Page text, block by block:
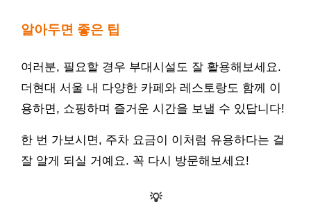
알아두면 좋은 팁
여러분, 필요할 경우 부대시설도 잘 활용해보세요.
더현대 서울 내 다양한 카페와 레스토랑도 함께 이
용하면, 쇼핑하며 즐거운 시간을 보낼 수 있답니다!
한 번 가보시면, 주차 요금이 이처럼 유용하다는 걸
잘 알게 되실 거예요. 꼭 다시 방문해보세요!
💡